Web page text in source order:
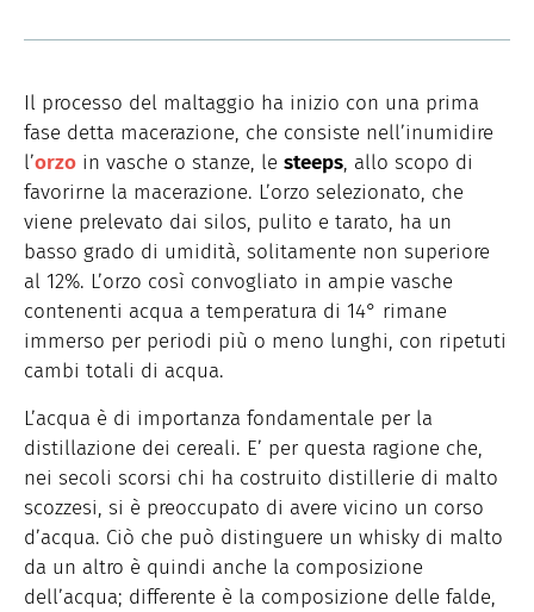
Il processo del maltaggio ha inizio con una prima
fase detta macerazione, che consiste nell’inumidire
l’orzo in vasche o stanze, le steeps, allo scopo di
favorirne la macerazione. L’orzo selezionato, che
viene prelevato dai silos, pulito e tarato, ha un
basso grado di umidità, solitamente non superiore
al 12%. L’orzo così convogliato in ampie vasche
contenenti acqua a temperatura di 14° rimane
immerso per periodi più o meno lunghi, con ripetuti
cambi totali di acqua.
L’acqua è di importanza fondamentale per la
distillazione dei cereali. E’ per questa ragione che,
nei secoli scorsi chi ha costruito distillerie di malto
scozzesi, si è preoccupato di avere vicino un corso
d’acqua. Ciò che può distinguere un whisky di malto
da un altro è quindi anche la composizione
dell’acqua; differente è la composizione delle falde,